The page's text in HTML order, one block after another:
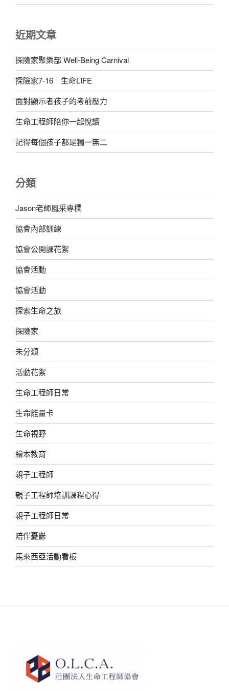
近期文章
探險家聚樂部 Well-Being Carnival
探險家7-16｜生命LIFE
面對顯示者孩子的考前壓力
生命工程師陪你一起悅讀
記得每個孩子都是獨一無二
分類
Jason老師風采專欄
協會內部訓練
協會公開課花絮
協會活動
協會活動
探索生命之旅
探險家
未分類
活動花絮
生命工程師日常
生命能量卡
生命視野
繪本教育
親子工程師
親子工程師培訓課程心得
親子工程師日常
陪伴憂鬱
馬來西亞活動看板